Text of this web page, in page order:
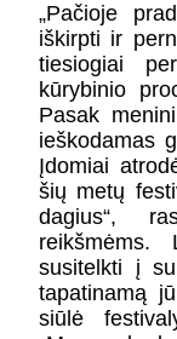
Kontaktai
KONTAKTAI
PARTNERIAI
TEATRO
KARJERA
PRISIJUNGTI
„Pačioje
iškirpti ir
tiesiogiai
kūrybinio
Pasak
ieškodamas
Įdomiai
šių metų
dagius“,
susitelkti į
tapatinamą
siūlė